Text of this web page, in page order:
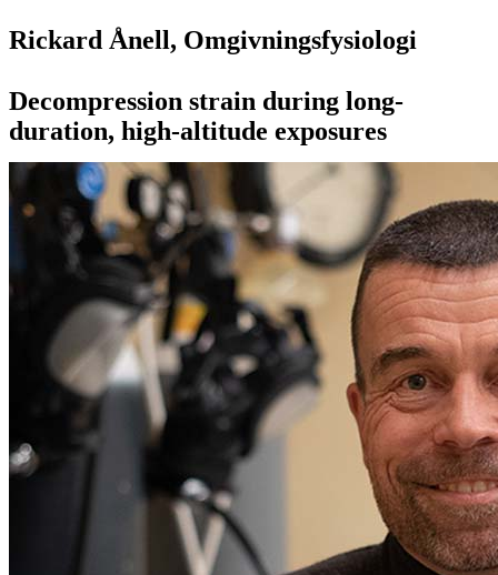
Rickard Ånell, Omgivningsfysiologi
Decompression strain during long-
duration, high-altitude exposures